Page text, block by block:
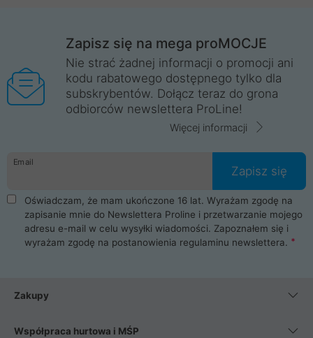
Zapisz się na mega proMOCJE
Nie strać żadnej informacji o promocji ani
kodu rabatowego dostępnego tylko dla
subskrybentów. Dołącz teraz do grona
odbiorców newslettera ProLine!
Więcej informacji
Email
Zapisz się
Oświadczam, że mam ukończone 16 lat. Wyrażam zgodę na
zapisanie mnie do Newslettera Proline i przetwarzanie mojego
adresu e-mail w celu wysyłki wiadomości. Zapoznałem się i
wyrażam zgodę na postanowienia regulaminu newslettera.
Zakupy
Współpraca hurtowa i MŚP